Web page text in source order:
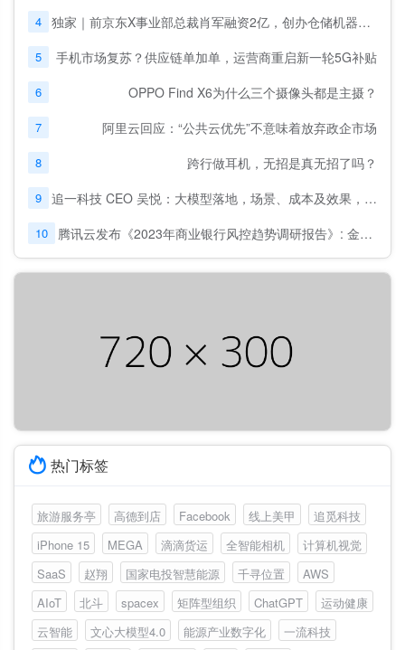
4 独家｜前京东X事业部总裁肖军融资2亿，创办仓储机器人公司
5 手机市场复苏？供应链单加单，运营商重启新一轮5G补贴
6 OPPO Find X6为什么三个摄像头都是主摄？
7 阿里云回应：“公共云优先”不意味着放弃政企市场
8 跨行做耳机，无招是真无招了吗？
9 追一科技 CEO 吴悦：大模型落地，场景、成本及效果，缺一不可
10 腾讯云发布《2023年商业银行风控趋势调研报告》: 金融风控迈入“模型对抗”时代
热门标签
旅游服务亭 高德到店 Facebook 线上美甲
追觅科技
iPhone 15
MEGA 滴滴货运 全智能相机
计算机视觉
SaaS
赵翔 国家电投智慧能源 千寻位置
AWS
AIoT
北斗 spacex 矩阵型组织 ChatGPT
运动健康
云智能
文心大模型4.0 能源产业数字化 一流科技